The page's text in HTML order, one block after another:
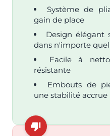
Système de
gain de place
Design élégant
dans n'importe
Facile à
résistante
Embouts de
une stabilité accrue